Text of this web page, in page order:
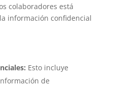
colaboradores está
información confidencial
Esto incluye
de